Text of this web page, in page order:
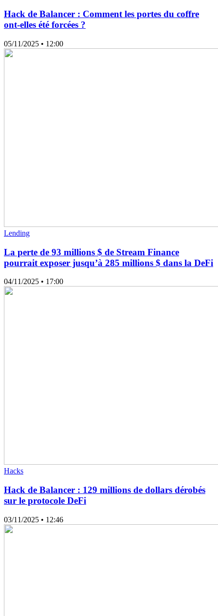
Hack de Balancer : Comment les portes du coffre
ont-elles été forcées ?
05/11/2025 • 12:00
Lending
La perte de 93 millions $ de Stream Finance
pourrait exposer jusqu’à 285 millions $ dans la DeFi
04/11/2025 • 17:00
Hacks
Hack de Balancer : 129 millions de dollars dérobés
sur le protocole DeFi
03/11/2025 • 12:46